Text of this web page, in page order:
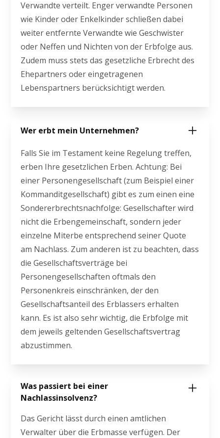
Verwandte verteilt. Enger verwandte Personen
wie Kinder oder Enkelkinder schließen dabei
weiter entfernte Verwandte wie Geschwister
oder Neffen und Nichten von der Erbfolge aus.
Zudem muss stets das gesetzliche Erbrecht des
Ehepartners oder eingetragenen
Lebenspartners berücksichtigt werden.
Wer erbt mein Unternehmen?
Falls Sie im Testament keine Regelung treffen,
erben Ihre gesetzlichen Erben. Achtung: Bei
einer Personengesellschaft (zum Beispiel einer
Kommanditgesellschaft) gibt es zum einen eine
Sondererbrechtsnachfolge: Gesellschafter wird
nicht die Erbengemeinschaft, sondern jeder
einzelne Miterbe entsprechend seiner Quote
am Nachlass. Zum anderen ist zu beachten, dass
die Gesellschaftsverträge bei
Personengesellschaften oftmals den
Personenkreis einschränken, der den
Gesellschaftsanteil des Erblassers erhalten
kann. Es ist also sehr wichtig, die Erbfolge mit
dem jeweils geltenden Gesellschaftsvertrag
abzustimmen.
Was passiert bei einer
Nachlassinsolvenz?
Das Gericht lässt durch einen amtlichen
Verwalter über die Erbmasse verfügen. Der